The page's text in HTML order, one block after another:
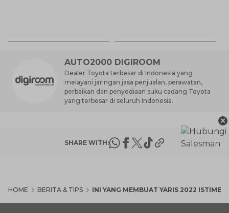
AUTO2000 DIGIROOM
Dealer Toyota terbesar di Indonesia yang
melayani jaringan jasa penjualan, perawatan,
perbaikan dan penyediaan suku cadang Toyota
yang terbesar di seluruh Indonesia.
SHARE WITH:
HOME BERITA & TIPS INI YANG MEMBUAT YARIS 2022
×